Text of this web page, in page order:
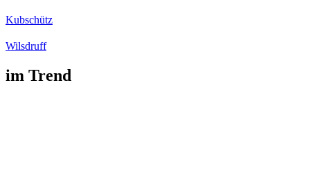
Kubschütz
Wilsdruff
im Trend